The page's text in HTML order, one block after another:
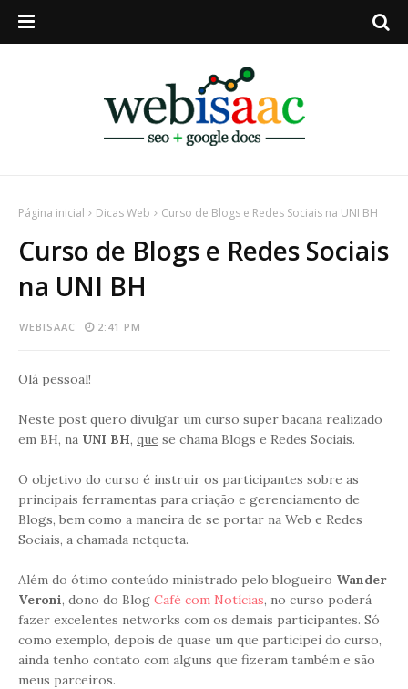
Página inicial Dicas Web Curso de Blogs e Redes Sociais na UNI BH
Curso de Blogs e Redes Sociais
na UNI BH
WEBISAAC 2:41 PM
Olá pessoal!
Neste post quero divulgar um curso super bacana realizado
em BH, na UNI BH, que se chama Blogs e Redes Sociais.
O objetivo do curso é instruir os participantes sobre as
principais ferramentas para criação e gerenciamento de
Blogs, bem como a maneira de se portar na Web e Redes
Sociais, a chamada netqueta.
Além do ótimo conteúdo ministrado pelo blogueiro Wander
Veroni, dono do Blog Café com Notícias, no curso poderá
fazer excelentes networks com os demais participantes. Só
como exemplo, depois de quase um que participei do curso,
ainda tenho contato com alguns que fizeram também e são
meus parceiros.